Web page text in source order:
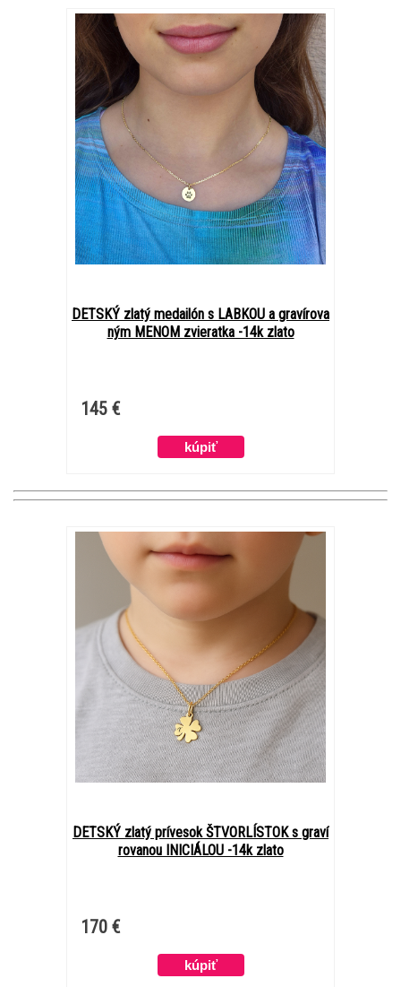
DETSKÝ zlatý medailón s LABKOU a gravírova
ným MENOM zvieratka -14k zlato
145 €
DETSKÝ zlatý prívesok ŠTVORLÍSTOK s graví
rovanou INICIÁLOU -14k zlato
170 €